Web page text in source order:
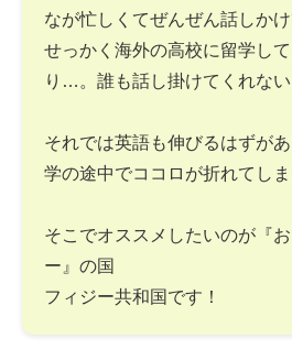
なが忙しくてぜんぜん話しか
せっかく海外の高校に留学し
り…。誰も話し掛けてくれな
それでは英語も伸びるはずが
学の途中でココロが折れてしま
そこでオススメしたいのが『
ー』の国
フィジー共和国です！